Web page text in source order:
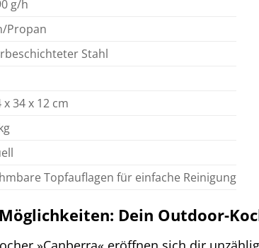
g/h
Propan
Stahl
x 34 x 12 cm
Topfauflagen für einfache Reinigung
Dein Outdoor-